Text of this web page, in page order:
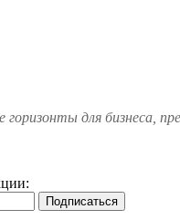
для бизнеса,